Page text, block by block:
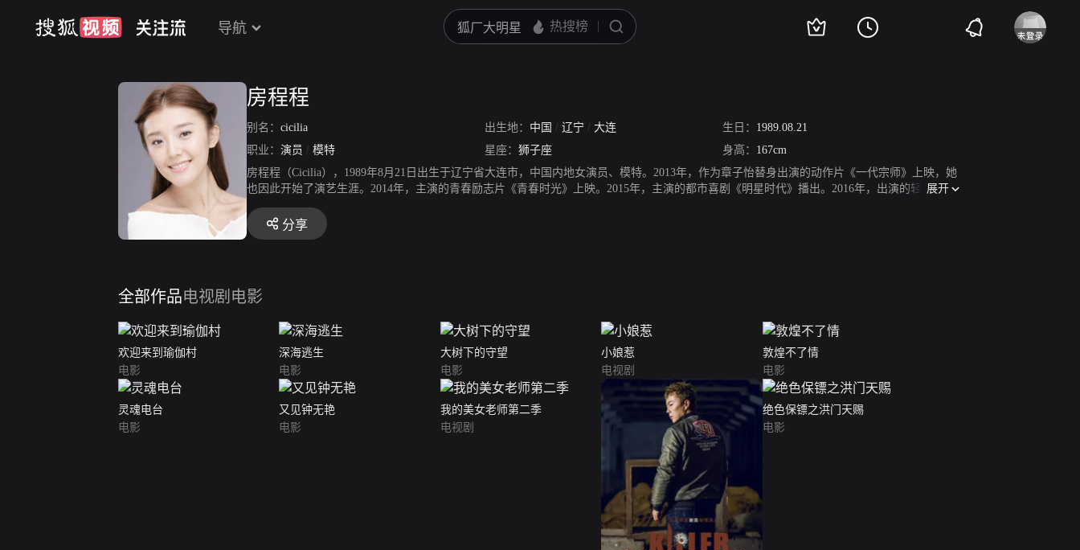
导航
房程程
别名： cicilia 出生地： 中国 / 辽宁 / 大连 生日： 1989.08.21
职业： 演员 / 模特 星座： 狮子座 身高： 167cm
房程程（Cicilia），1989年8月21日出生于辽宁省大连市，中国内地女演员、模特。2013年，作为章子怡替身出演的动作片《一代宗师》上映，她
也因此开始了演艺生涯。2014年，主演的青春励志片《青春时光》上映。2015年，主演的都市喜剧《明星时代》播出。2016年，出演的轻幽默校
园喜剧《破茧记之中二校园》开播。2017年，主演的动作片《我的杀手女友》上映。2018年，参演年代传奇剧《小娘惹》。2022年2月7日，主演
的电影《欢迎来到瑜伽村》在腾讯视频播出。
展开
分享
全部作品电视剧 电影
欢迎来到瑜伽村
电影
深海逃生
电影
大树下的守望
电影
小娘惹
电视剧
敦煌不了情
电影
灵魂电台
电影
又见钟无艳
电影
我的美女老师第二季
电视剧
绝色保镖之洪门天赐
电影